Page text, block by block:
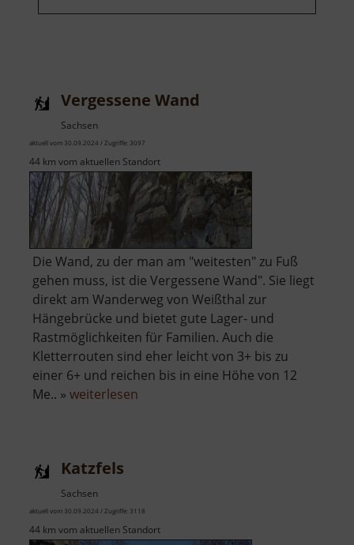
Vergessene Wand
Sachsen
aktuell vom 30.09.2024 / Zugriffe: 3097
44 km vom aktuellen Standort
Die Wand, zu der man am "weitesten" zu Fuß
gehen muss, ist die Vergessene Wand". Sie liegt
direkt am Wanderweg von Weißthal zur
Hängebrücke und bietet gute Lager- und
Rastmöglichkeiten für Familien. Auch die
Kletterrouten sind eher leicht von 3+ bis zu
einer 6+ und reichen bis in eine Höhe von 12
Me.. » weiterlesen
Katzfels
Sachsen
aktuell vom 30.09.2024 / Zugriffe: 3118
44 km vom aktuellen Standort